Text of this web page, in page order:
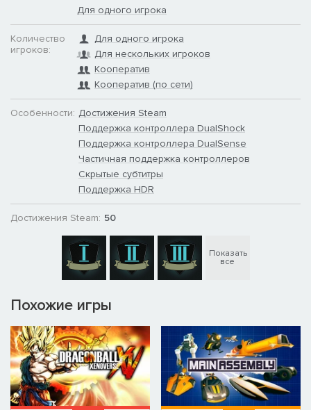
Для одного игрока
Количество
игроков:
Для одного игрока
Для нескольких игроков
Кооператив
Кооператив (по сети)
Особенности: Достижения Steam
Поддержка контроллера DualShock
Поддержка контроллера DualSense
Частичная поддержка контроллеров
Скрытые субтитры
Поддержка HDR
Достижения Steam: 50
Показать
все
Похожие игры